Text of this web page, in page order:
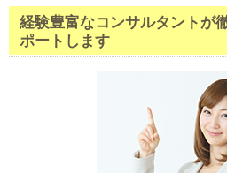
経験豊富なコンサルタントが
ポートします